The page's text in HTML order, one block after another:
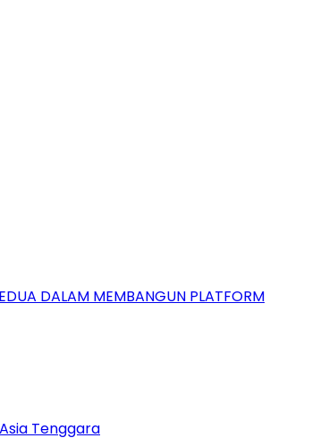
DALAM MEMBANGUN PLATFORM
Tenggara